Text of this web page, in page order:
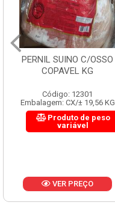
PERNIL SUINO C/OSSO
COPAVEL KG
Código: 12301
Embalagem: CX/± 19,56 KG
Produto de peso
variável
VER PREÇO